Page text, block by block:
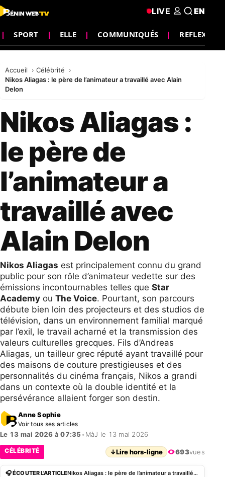
SPORT ELLE COMMUNIQUÉS
LIVE EN
Accueil
Célébrité
Nikos Aliagas : le père de l’animateur a travaillé avec Alain
Delon
Nikos Aliagas :
le père de
l’animateur a
travaillé avec
Alain Delon
Nikos Aliagas est principalement connu du grand
public pour son rôle d’animateur vedette sur des
émissions incontournables telles que Star
Academy ou The Voice. Pourtant, son parcours
débute bien loin des projecteurs et des studios de
télévision, dans un environnement familial marqué
par l’exil, le travail acharné et la transmission des
valeurs culturelles grecques. Fils d’Andreas
Aliagas, un tailleur grec réputé ayant travaillé pour
des maisons de couture prestigieuses et des
personnalités du cinéma français, Nikos a grandi
dans un contexte où la double identité et la
persévérance allaient forger son destin.
Anne Sophie
Voir tous ses articles
Le 13 mai 2026 à 07:35 • MàJ le 13 mai 2026
CÉLÉBRITÉ ↓Lire hors-ligne 693vues
🎧 ÉCOUTER L'ARTICLE Nikos Aliagas : le père de l’animateur a travaillé avec Alain Delon